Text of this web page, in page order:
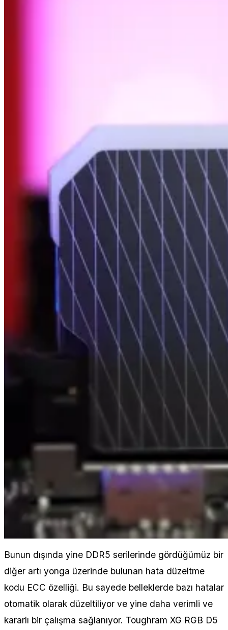
Bunun dışında yine DDR5 serilerinde gördüğümüz bir
diğer artı yonga üzerinde bulunan hata düzeltme
kodu ECC özelliği. Bu sayede belleklerde bazı hatalar
otomatik olarak düzeltiliyor ve yine daha verimli ve
kararlı bir çalışma sağlanıyor. Toughram XG RGB D5